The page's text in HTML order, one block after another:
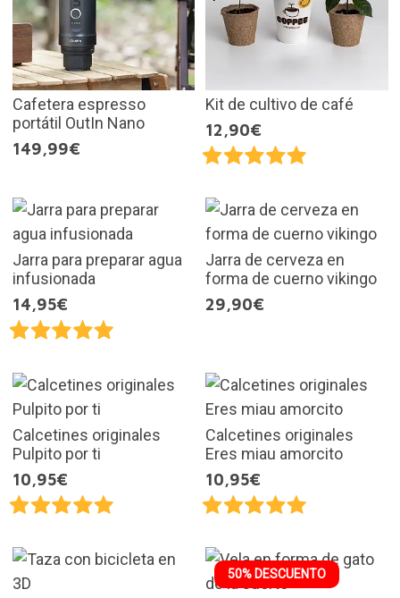
Cafetera espresso
portátil OutIn Nano
149,99€
Kit de cultivo de café
12,90€
Jarra para preparar agua
infusionada
14,95€
Jarra de cerveza en
forma de cuerno vikingo
29,90€
Calcetines originales
Pulpito por ti
10,95€
Calcetines originales
Eres miau amorcito
10,95€
50% DESCUENTO